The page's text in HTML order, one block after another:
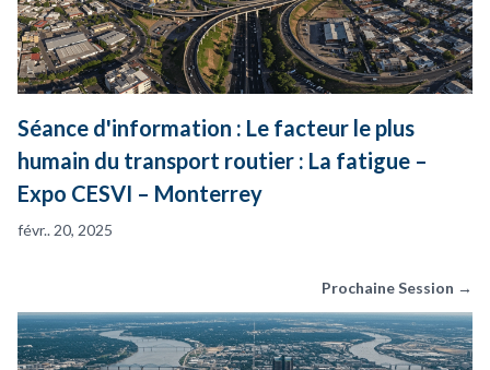
Séance d'information : Le facteur le plus
humain du transport routier : La fatigue –
Expo CESVI – Monterrey
févr.. 20, 2025
Prochaine Session →